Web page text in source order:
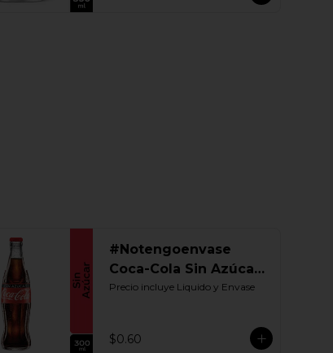
#Notengoenvase
Coca-Cola Sin Azúcar
300 ML. Retornable
Precio incluye Liquido y Envase
$0.60